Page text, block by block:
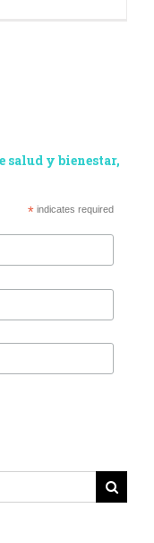
salud y bienestar,
*indicates required